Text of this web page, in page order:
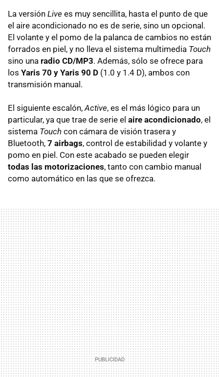
La versión Live es muy sencillita, hasta el punto de que
el aire acondicionado no es de serie, sino un opcional.
El volante y el pomo de la palanca de cambios no están
forrados en piel, y no lleva el sistema multimedia Touch
sino una radio CD/MP3. Además, sólo se ofrece para
los Yaris 70 y Yaris 90 D (1.0 y 1.4 D), ambos con
transmisión manual.
El siguiente escalón, Active, es el más lógico para un
particular, ya que trae de serie el aire acondicionado, el
sistema Touch con cámara de visión trasera y
Bluetooth, 7 airbags, control de estabilidad y volante y
pomo en piel. Con este acabado se pueden elegir
todas las motorizaciones, tanto con cambio manual
como automático en las que se ofrezca.